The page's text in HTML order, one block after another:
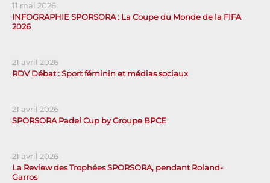
11 mai 2026
INFOGRAPHIE SPORSORA : La Coupe du Monde de la FIFA
2026
21 avril 2026
RDV Débat : Sport féminin et médias sociaux
21 avril 2026
SPORSORA Padel Cup by Groupe BPCE
21 avril 2026
La Review des Trophées SPORSORA, pendant Roland-
Garros